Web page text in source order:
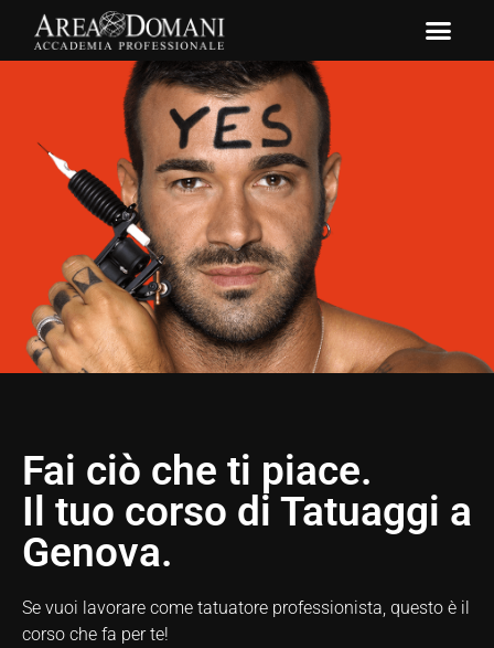
Fai ciò che ti piace.
Il tuo corso di Tatuaggi a
Genova.
Se vuoi lavorare come tatuatore professionista, questo è il
corso che fa per te!